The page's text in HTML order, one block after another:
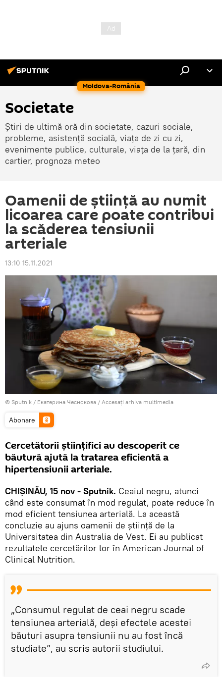
Moldova-România
Societate
Știri de ultimă oră din societate, cazuri sociale,
probleme, asistență socială, viața de zi cu zi,
evenimente publice, culturale, viața de la țară, din
cartier, prognoza meteo
Oamenii de știință au numit
licoarea care poate contribui
la scăderea tensiunii
arteriale
13:10 15.11.2021
© Sputnik / Екатерина Чеснокова / Accesați arhiva multimedia
Abonare
Cercetătorii științifici au descoperit ce
băutură ajută la tratarea eficientă a
hipertensiunii arteriale.
CHIȘINĂU, 15 nov - Sputnik. Ceaiul negru, atunci
când este consumat în mod regulat, poate reduce în
mod eficient tensiunea arterială. La această
concluzie au ajuns oamenii de știință de la
Universitatea din Australia de Vest. Ei au publicat
rezultatele cercetărilor lor în American Journal of
Clinical Nutrition.
„Consumul regulat de ceai negru scade
tensiunea arterială, deși efectele acestei
băuturi asupra tensiunii nu au fost încă
studiate”, au scris autorii studiului.